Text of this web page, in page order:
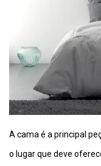
A cama é a principal
o lugar que deve